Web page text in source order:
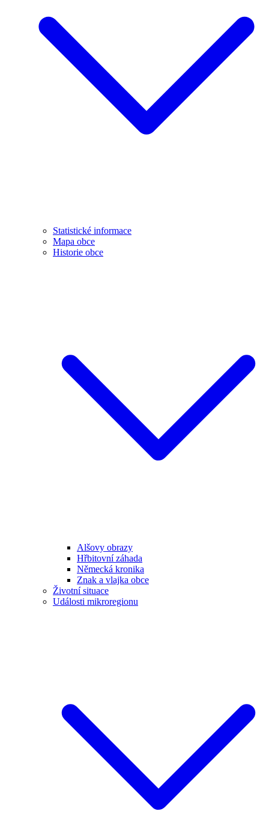
Statistické informace
Mapa obce
Historie obce
Alšovy obrazy
Hřbitovní záhada
Německá kronika
Znak a vlajka obce
Životní situace
Události mikroregionu